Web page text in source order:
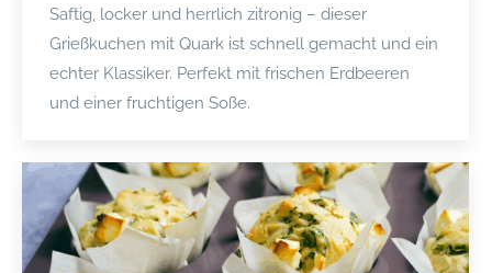
Saftig, locker und herrlich zitronig – dieser
Grießkuchen mit Quark ist schnell gemacht und ein
echter Klassiker. Perfekt mit frischen Erdbeeren
und einer fruchtigen Soße.